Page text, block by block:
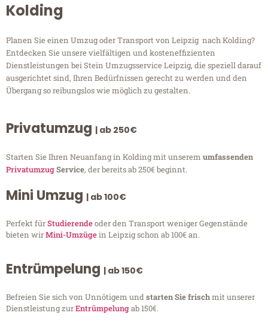
Kolding
Planen Sie einen Umzug oder Transport von Leipzig nach Kolding?
Entdecken Sie unsere vielfältigen und kosteneffizienten
Dienstleistungen bei Stein Umzugsservice Leipzig, die speziell darauf
ausgerichtet sind, Ihren Bedürfnissen gerecht zu werden und den
Übergang so reibungslos wie möglich zu gestalten.
Privatumzug | ab 250€
Starten Sie Ihren Neuanfang in Kolding mit unserem umfassenden
PrivatumzugService, der bereits ab 250€ beginnt.
Mini Umzug | ab 100€
Perfekt fürStudierendeoder den Transport weniger Gegenstände
bieten wirMini-Umzügein Leipzig schon ab 100€ an.
Entrümpelung | ab 150€
Befreien Sie sich von Unnötigem undstarten Sie frischmit unserer
Dienstleistung zurEntrümpelungab 150€.